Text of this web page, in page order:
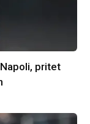
pritet